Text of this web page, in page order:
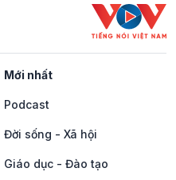
Mới nhất
Podcast
Đời sống - Xã hội
Giáo dục - Đào tạo